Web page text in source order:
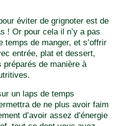
éviter de grignoter est de
! Or pour cela il n’y a pas
de manger, et s’offrir
entrée, plat et dessert,
de manière à
un laps de temps
de ne plus avoir faim
d’avoir assez d’énergie